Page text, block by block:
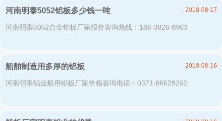
河南明泰5052铝板多少钱一吨
河南明泰5052合金铝板厂家报价咨询热线：186-3826-8963
2018-08-17
船舶制造用多厚的铝板
河南明泰铝业船用铝板厂家价格咨询电话：0371-86628262
2018-08-16